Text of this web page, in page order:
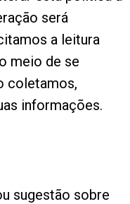
será
a leitura
meio de se
coletamos,
informações.
sugestão sobre